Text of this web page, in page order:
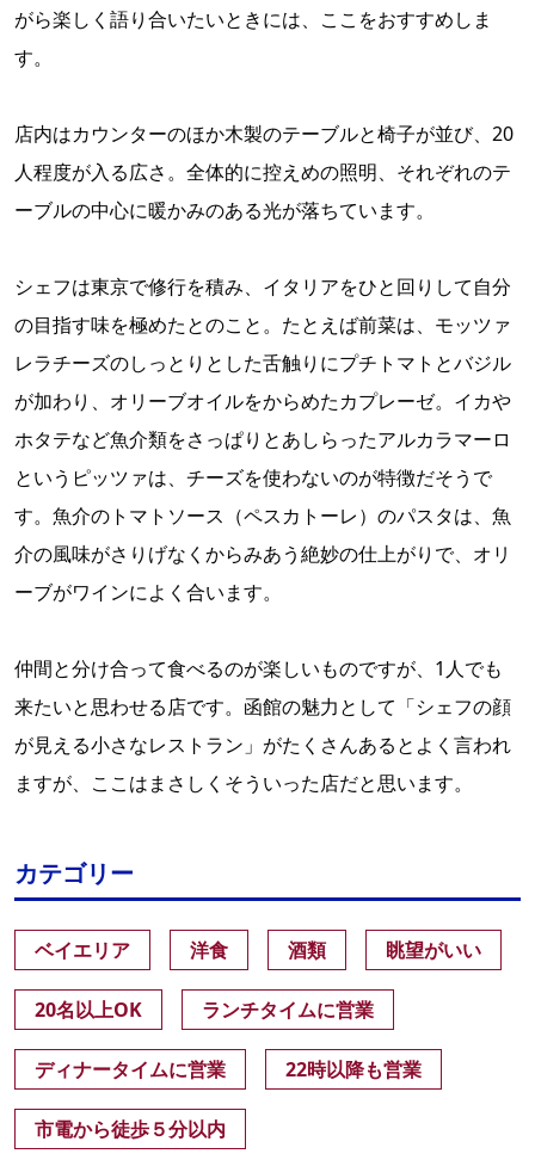
がら楽しく語り合いたいときには、ここをおすすめしま
す。
店内はカウンターのほか木製のテーブルと椅子が並び、20
人程度が入る広さ。全体的に控えめの照明、それぞれのテ
ーブルの中心に暖かみのある光が落ちています。
シェフは東京で修行を積み、イタリアをひと回りして自分
の目指す味を極めたとのこと。たとえば前菜は、モッツァ
レラチーズのしっとりとした舌触りにプチトマトとバジル
が加わり、オリーブオイルをからめたカプレーゼ。イカや
ホタテなど魚介類をさっぱりとあしらったアルカラマーロ
というピッツァは、チーズを使わないのが特徴だそうで
す。魚介のトマトソース（ペスカトーレ）のパスタは、魚
介の風味がさりげなくからみあう絶妙の仕上がりで、オリ
ーブがワインによく合います。
仲間と分け合って食べるのが楽しいものですが、1人でも
来たいと思わせる店です。函館の魅力として「シェフの顔
が見える小さなレストラン」がたくさんあるとよく言われ
ますが、ここはまさしくそういった店だと思います。
カテゴリー
ベイエリア 洋食 酒類 眺望がいい
20名以上OK ランチタイムに営業
ディナータイムに営業 22時以降も営業
市電から徒歩５分以内